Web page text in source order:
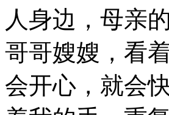
人身边，母亲
哥哥嫂嫂，看
会开心，就会